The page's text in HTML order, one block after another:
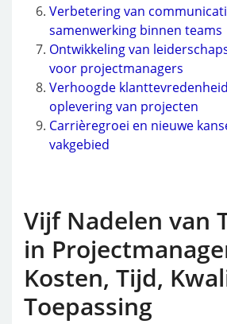
Verbetering van
samenwerking binnen teams
Ontwikkeling van
voor projectmanagers
Verhoogde
oplevering van projecten
Carrièregroei en nieuwe
vakgebied
Vijf Nadelen van
in
Kosten, Tijd,
Toepassing